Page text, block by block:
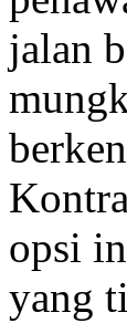
jalan
opsi
yang